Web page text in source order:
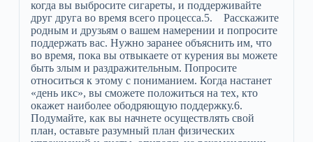
когда вы выбросите сигареты, и поддерживайте
друг друга во время всего процесса.5. Расскажите
родным и друзьям о вашем намерении и попросите
поддержать вас. Нужно заранее объяснить им, что
во время, пока вы отвыкаете от курения вы можете
быть злым и раздражительным. Попросите
относиться к этому с пониманием. Когда настанет
«день икс», вы сможете положиться на тех, кто
окажет наиболее ободряющую поддержку.6.
Подумайте, как вы начнете осуществлять свой
план, оставьте разумный план физических